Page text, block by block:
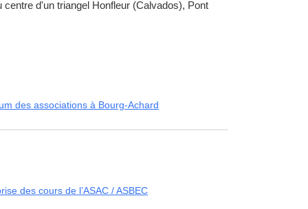
d'un triangel Honfleur (Calvados), Pont
des associations à Bourg-Achard
des cours de l’ASAC / ASBEC